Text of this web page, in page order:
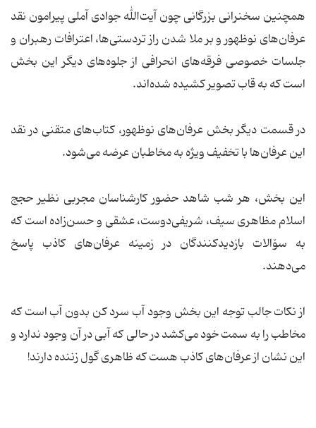
همچنین سخنرانی بزرگانی چون آیت‌الله جوادی آملی پیرامون نقد
عرفان‌های نوظهور و بر ملا شدن راز تردستی‌ها، اعترافات رهبران و
جلسات خصوصی فرقه‌های انحرافی از جلوه‌های دیگر این بخش
است که به قاب تصویر کشیده شده‌اند.
در قسمت دیگر بخش عرفان‌های نوظهور، کتاب‌های متقنی در نقد
این عرفان‌ها با تخفیف ویژه به مخاطبان عرضه می‌شود.
این بخش، هر شب شاهد حضور کارشناسان مجربی نظیر حجج
اسلام مظاهری سیف، شریفی‌دوست، عشقی و حسن‌زاده است که
به سۆالات بازدیدکنندگان در زمینه عرفان‌های کاذب پاسخ
می‌دهند.
از نکات جالب توجه این بخش وجود آب سرد کن بدون آب است که
مخاطب را به سمت خود می‌کشد در حالی که آبی در آن وجود ندارد و
این نشان از عرفان‌های کاذب هست که ظاهری گول زننده دارند!